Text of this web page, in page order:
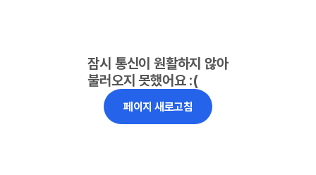
잠시 통신이 원활하지 않아
불러오지 못했어요 :(
페이지 새로고침